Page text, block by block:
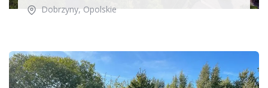
Dobrzyny, Opolskie